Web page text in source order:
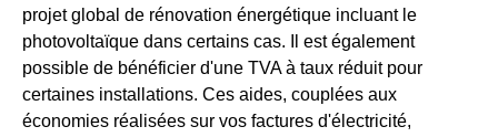
projet global de rénovation énergétique incluant le
photovoltaïque dans certains cas. Il est également
possible de bénéficier d'une TVA à taux réduit pour
certaines installations. Ces aides, couplées aux
économies réalisées sur vos factures d'électricité,